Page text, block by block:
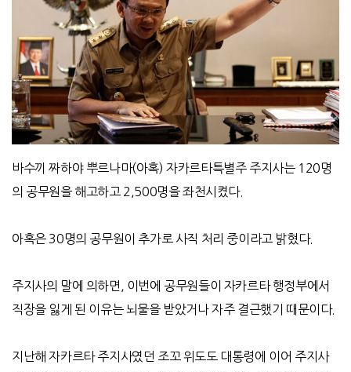
바수끼 짜하야 뿌르나마(아혹) 자카르타특별주 주지사는 120명
의 공무원을 해고하고 2,500명을 좌천시켰다.
아혹은 30명의 공무원이 추가로 사직 처리 중이라고 밝혔다.
주지사의 말에 의하면, 이번에 공무원들이 자카르타 행정부에서
직장을 잃게 된 이유는 뇌물을 받았거나 자주 결근했기 때문이다.
지난해 자카르타 주지사였던 조꼬 위도도 대통령에 이어 주지사